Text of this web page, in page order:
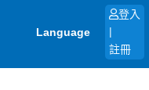
Language
登入
註冊